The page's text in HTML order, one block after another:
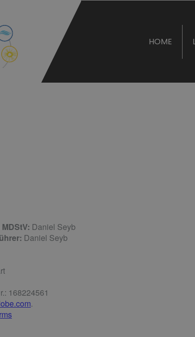
HOME
Daniel Seyb
Daniel Seyb
168224561
.